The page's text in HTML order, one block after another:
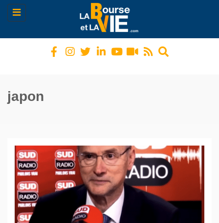
Toggle
navigation
japon